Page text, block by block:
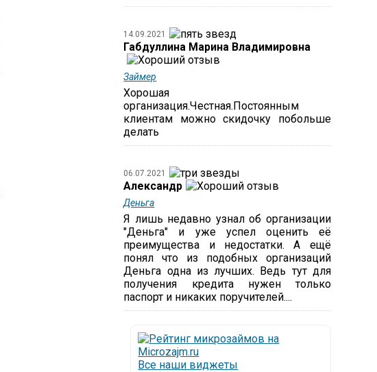
14.09.2021
Габдуллина Марина Владимировна
Займер
Хорошая
организация.Честная.Постоянным
клиентам можно скидочку побольше
делать
06.07.2021
Александр
Деньга
Я лишь недавно узнал об организации
"Деньга" и уже успел оценить её
преимущества и недостатки. А ещё
понял что из подобных организаций
Деньга одна из лучших. Ведь тут для
получения кредита нужен только
паспорт и никаких поручителей....
Все наши виджеты